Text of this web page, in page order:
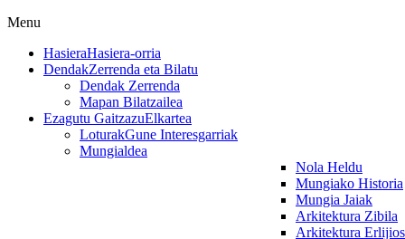
Menu
HasieraHasiera-orria
DendakZerrenda eta Bilatu
Dendak Zerrenda
Mapan Bilatzailea
Ezagutu GaitzazuElkartea
LoturakGune Interesgarriak
Mungialdea
Nola Heldu
Mungiako Historia
Mungia Jaiak
Arkitektura Zibila
Arkitektura